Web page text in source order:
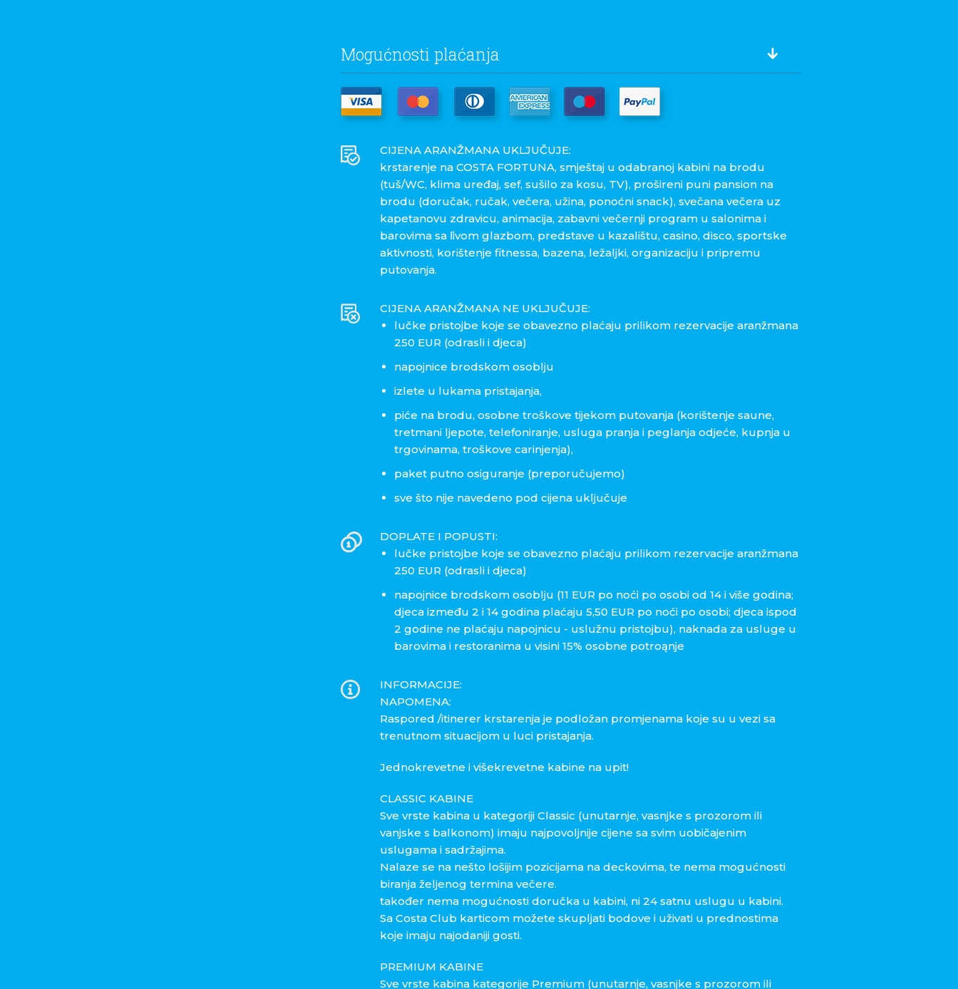
Mogućnosti plaćanja
CIJENA ARANŽMANA UKLJUČUJE:
krstarenje na COSTA FORTUNA, smještaj u odabranoj kabini na brodu
(tuš/WC, klima uređaj, sef, sušilo za kosu, TV), prošireni puni pansion na
brodu (doručak, ručak, večera, užina, ponoćni snack), svečana večera uz
kapetanovu zdravicu, animacija, zabavni večernji program u salonima i
barovima sa ľivom glazbom, predstave u kazalištu, casino, disco, sportske
aktivnosti, korištenje fitnessa, bazena, ležaljki, organizaciju i pripremu
putovanja.
CIJENA ARANŽMANA NE UKLJUČUJE:
lučke pristojbe koje se obavezno plaćaju prilikom rezervacije aranžmana
250 EUR (odrasli i djeca)
napojnice brodskom osoblju
izlete u lukama pristajanja,
piće na brodu, osobne troškove tijekom putovanja (korištenje saune,
tretmani ljepote, telefoniranje, usluga pranja i peglanja odjeće, kupnja u
trgovinama, troškove carinjenja),
paket putno osiguranje (preporučujemo)
sve što nije navedeno pod cijena uključuje
DOPLATE I POPUSTI:
lučke pristojbe koje se obavezno plaćaju prilikom rezervacije aranžmana
250 EUR (odrasli i djeca)
napojnice brodskom osoblju (11 EUR po noći po osobi od 14 i više godina;
djeca između 2 i 14 godina plaćaju 5,50 EUR po noći po osobi; djeca ispod
2 godine ne plaćaju napojnicu - uslužnu pristojbu), naknada za usluge u
barovima i restoranima u visini 15% osobne potroąnje
INFORMACIJE:
NAPOMENA:
Raspored /itinerer krstarenja je podložan promjenama koje su u vezi sa
trenutnom situacijom u luci pristajanja.
Jednokrevetne i višekrevetne kabine na upit!
CLASSIC KABINE
Sve vrste kabina u kategoriji Classic (unutarnje, vasnjke s prozorom ili
vanjske s balkonom) imaju najpovoljnije cijene sa svim uobičajenim
uslugama i sadržajima.
Nalaze se na nešto lošijim pozicijama na deckovima, te nema mogućnosti
biranja željenog termina večere.
također nema mogućnosti doručka u kabini, ni 24 satnu uslugu u kabini.
Sa Costa Club karticom možete skupljati bodove i uživati u prednostima
koje imaju najodaniji gosti.
PREMIUM KABINE
Sve vrste kabina kategorije Premium (unutarnje, vasnjke s prozorom ili